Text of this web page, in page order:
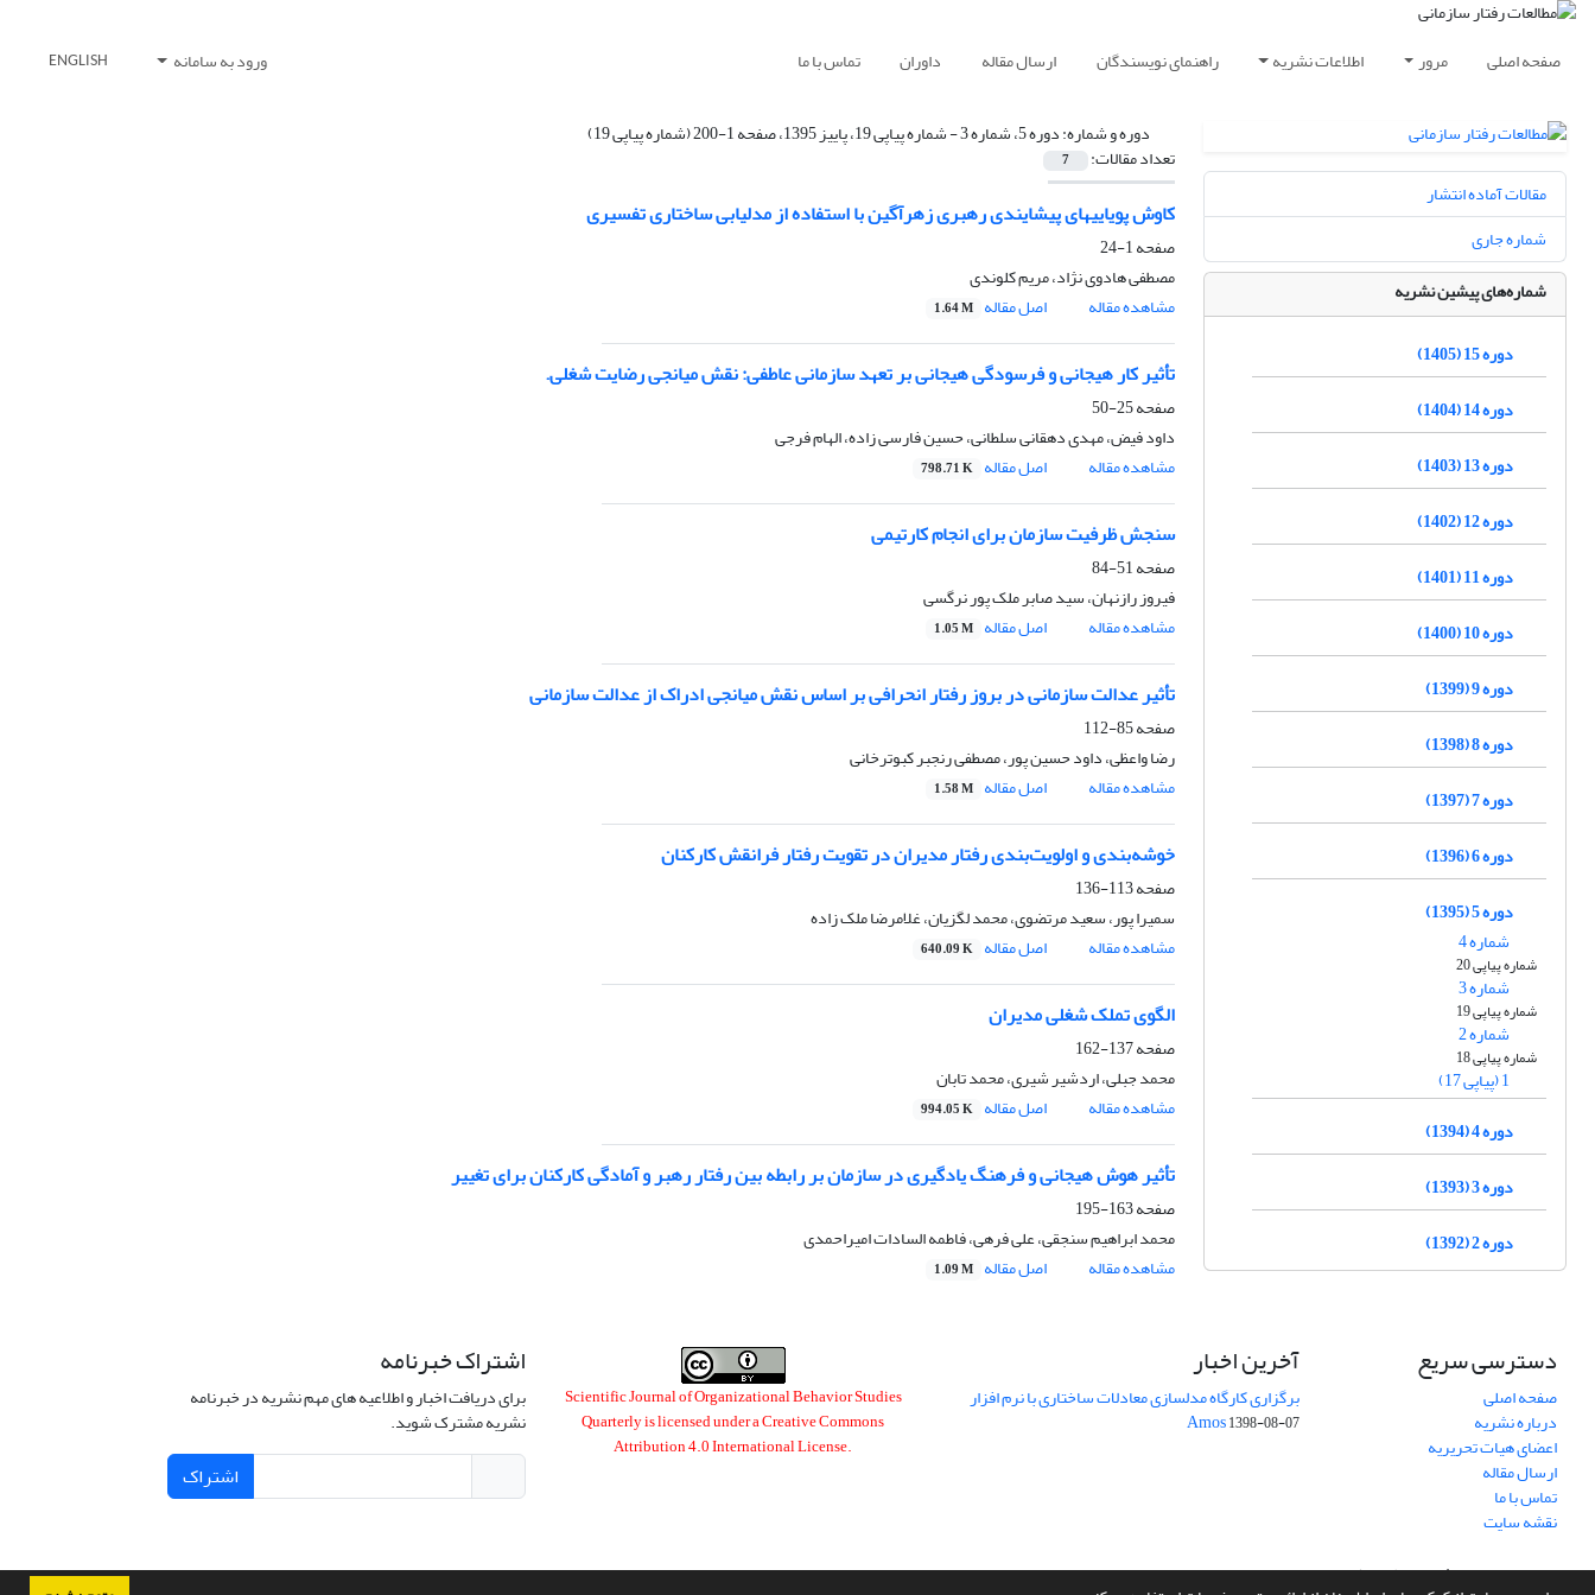
صفحه اصلی مرور اطلاعات نشریه راهنمای نویسندگان ارسال مقاله داوران تماس با ما ورود به سامانه ENGLISH
دوره و شماره:دوره 5، شماره 3 - شماره پیاپی 19، پاییز 1395، صفحه 1-200 (شماره پیاپی 19)
تعداد مقالات: 7
کاوش پویاییهای پیشایندی رهبری زهرآگین با استفاده از مدلیابی ساختاری تفسیری
صفحه1-24
مصطفی هادوی نژاد، مریم کلوندی
مشاهده مقاله
اصل مقاله 1.64 M
تأثیر کار هیجانی و فرسودگی هیجانی بر تعهد سازمانی عاطفی: نقش میانجی رضایت شغلی.
صفحه25-50
داود فیض، مهدی دهقانی سلطانی، حسین فارسی زاده، الهام فرجی
مشاهده مقاله
اصل مقاله 798.71 K
سنجش ظرفیت سازمان برای انجام کارتیمی
صفحه51-84
فیروز رازنهان، سید صابر ملک پور نرگسی
مشاهده مقاله
اصل مقاله 1.05 M
تأثیر عدالت سازمانی در بروز رفتار انحرافی بر اساس نقش میانجی ادراک از عدالت سازمانی
صفحه85-112
رضا واعظی، داود حسین پور، مصطفی رنجبر کبوترخانی
مشاهده مقاله
اصل مقاله 1.58 M
خوشه‌بندی و اولویت‌بندی رفتار مدیران در تقویت رفتار فرانقش کارکنان
صفحه113-136
سمیرا پور، سعید مرتضوی، محمد لگزیان، غلامرضا ملک زاده
مشاهده مقاله
اصل مقاله 640.09 K
الگوی تملک شغلی مدیران
صفحه137-162
محمد جبلی، اردشیر شیری، محمد تابان
مشاهده مقاله
اصل مقاله 994.05 K
تأثیر هوش هیجانی و فرهنگ یادگیری در سازمان بر رابطه بین رفتار رهبر و آمادگی کارکنان برای تغییر
صفحه163-195
محمد ابراهیم سنجقی، علی فرهی، فاطمه السادات امیراحمدی
مشاهده مقاله
اصل مقاله 1.09 M
مقالات آماده انتشار
شماره جاری
شماره‌های پیشین نشریه
دوره 15 (1405)
دوره 14 (1404)
دوره 13 (1403)
دوره 12 (1402)
دوره 11 (1401)
دوره 10 (1400)
دوره 9 (1399)
دوره 8 (1398)
دوره 7 (1397)
دوره 6 (1396)
دوره 5 (1395)
شماره 4
شماره پیاپی 20
شماره 3
شماره پیاپی 19
شماره 2
شماره پیاپی 18
دوره 4 (1394)
دوره 3 (1393)
دوره 2 (1392)
دسترسی سریع
صفحه اصلی
درباره نشریه
اعضای هیات تحریریه
ارسال مقاله
تماس با ما
نقشه سایت
آخرین اخبار
برگزاری کارگاه مدلسازی معادلات ساختاری با نرم افزار
Amos1398-08-07
Scientific Journal of Organizational Behavior Studies
Quarterly is licensed under aCreative Commons
Attribution 4.0 International License.
اشتراک خبرنامه
برای دریافت اخبار و اطلاعیه های مهم نشریه در خبرنامه
نشریه مشترک شوید.
اشتراک
سامانه مدیریت نشریات علمی.طراحی و پیاده سازی ازسیناوب